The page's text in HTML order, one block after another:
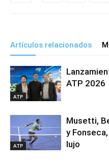
Artículos relacionados
ATP
ATP 2026
ATP
Musetti,
y
lujo